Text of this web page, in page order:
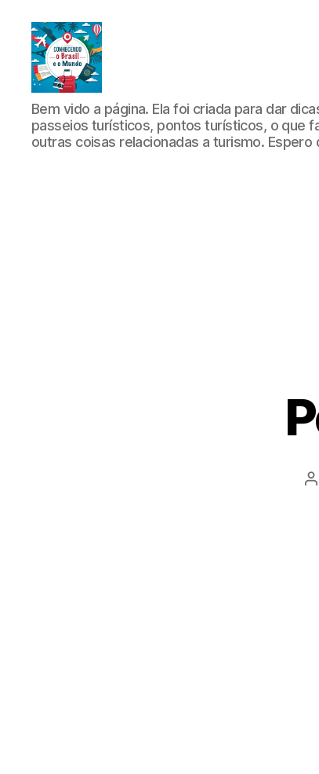
Conhecendo
o
Brasil
e
Bem vido a página. Ela foi criada para dar
passeios turísticos, pontos turísticos, o que
outras coisas relacionadas a turismo. Espero